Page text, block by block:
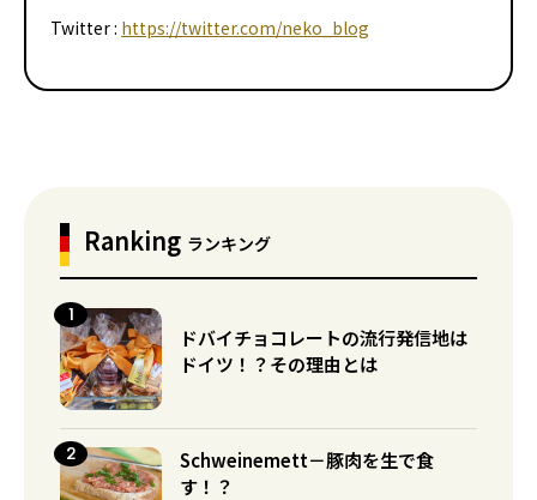
Twitter : https://twitter.com/neko_blog
Ranking ランキング
ドバイチョコレートの流行発信地は
ドイツ！？その理由とは
Schweinemett－豚肉を生で食
す！？